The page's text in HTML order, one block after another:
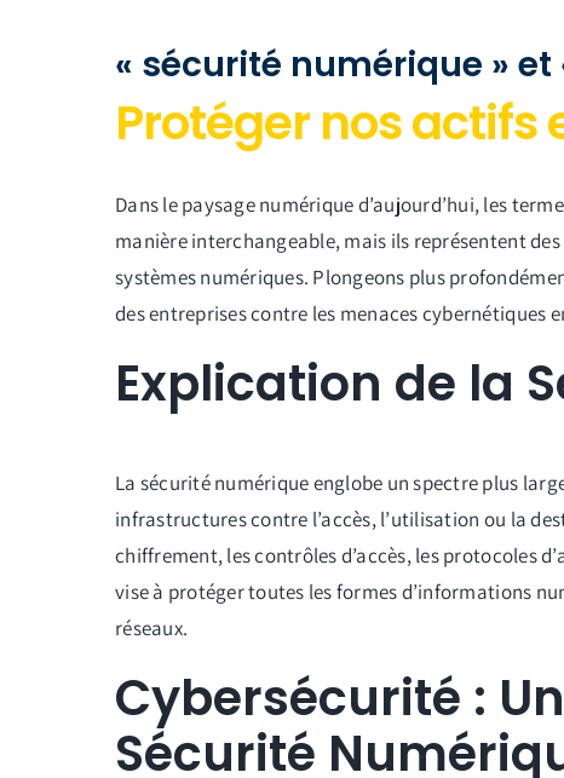
« sécurité numérique »
Protéger nos
Dans le paysage numérique d’aujourd’hui, les
manière interchangeable, mais ils représentent
systèmes numériques. Plongeons plus
des entreprises contre les menaces cybernétiques
Explication de la
La sécurité numérique englobe un spectre plus
infrastructures contre l’accès, l’utilisation ou la
chiffrement, les contrôles d’accès, les protocoles
vise à protéger toutes les formes d’informations
réseaux.
Cybersécurité :
Sécurité